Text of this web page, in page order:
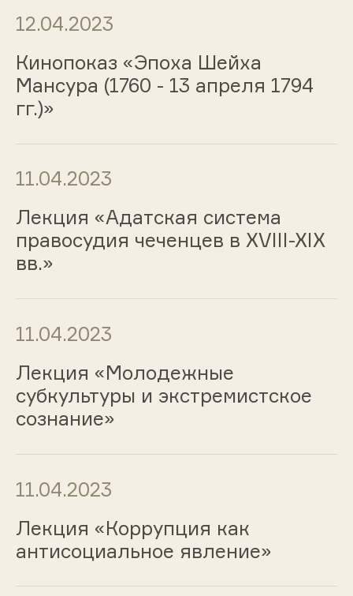
12.04.2023
Кинопоказ «Эпоха Шейха
Мансура (1760 - 13 апреля 1794
гг.)»
11.04.2023
Лекция «Адатская система
правосудия чеченцев в XVIII-XIX
вв.»
11.04.2023
Лекция «Молодежные
субкультуры и экстремистское
сознание»
11.04.2023
Лекция «Коррупция как
антисоциальное явление»